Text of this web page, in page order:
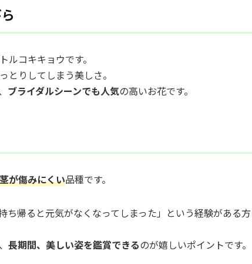
ルコキキョウです。
とりしてしまう美しさ。
ブライダルシーンでも人気の高いお花です。
が傷みにくい品種です。
ち帰ると元気がなくなってしまった」という経験がある
長期間、美しい姿を鑑賞できるのが嬉しいポイントです。